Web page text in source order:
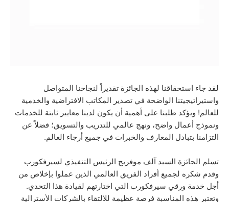
لقد جاء استحقاقنا لهذه الجائزة تقديراً لنجاحنا المتواصل
واستيراتيجيتنا الواضحة في تصدير المكاتب الافتراضية والخدمية
للعالم! ويؤكد طلبنا على أهمية أن يكون لدينا معايير ثابتة للخدمات
ونموذج أعمال واضح، ونهج عالمي للتدريب والتسويق؛ فضلاً عن
التزامنا بتبادل المعارف والخبرات في جميع أرجاء العالم.
تسلم الجائزة السيد آلف موفريج الرئيس التنفيذي لسيرفكورب
وقدم شكره لجميع أفراد الفريق العالمي الذين عملوا بإخلاص من
أجل خدمة ورقي سيرفكورب التي اختارتهم لقيادة هذا التحدي.
وتعتبر هذه المناسبة فرصة عظيمة للالتقاء بالشركات الأسترالية